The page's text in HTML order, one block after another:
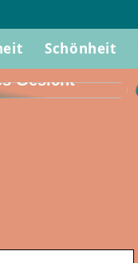
Schönheit
Gesicht